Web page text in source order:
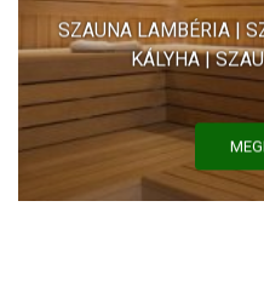
SZAUNA LAMBÉRIA |
KÁLYHA |